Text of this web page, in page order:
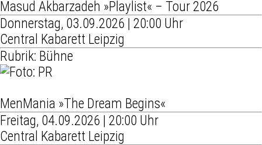
Masud Akbarzadeh »Playlist« – Tour 2026
Donnerstag, 03.09.2026 | 20:00 Uhr
Central Kabarett Leipzig
Rubrik: Bühne
MenMania »The Dream Begins«
Freitag, 04.09.2026 | 20:00 Uhr
Central Kabarett Leipzig